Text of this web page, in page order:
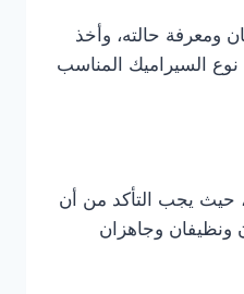
ومعرفة حالته، وأخذ
نوع السيراميك المناسب
حيث يجب التأكد من أن
ونظيفان وجاهزان